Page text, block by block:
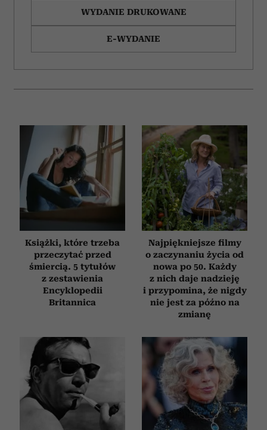
WYDANIE DRUKOWANE
E-WYDANIE
Książki, które trzeba
przeczytać przed
śmiercią. 5 tytułów
z zestawienia
Encyklopedii
Britannica
Najpiękniejsze filmy
o zaczynaniu życia od
nowa po 50. Każdy
z nich daje nadzieję
i przypomina, że nigdy
nie jest za późno na
zmianę